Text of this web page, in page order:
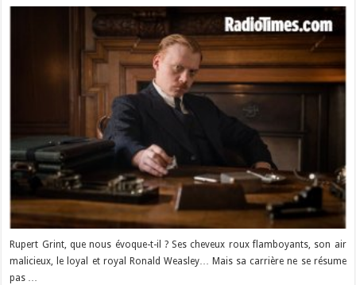
Rupert Grint, que nous évoque-t-il ? Ses cheveux roux flamboyants, son air
malicieux, le loyal et royal Ronald Weasley… Mais sa carrière ne se résume
pas …